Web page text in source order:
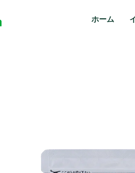
ホーム